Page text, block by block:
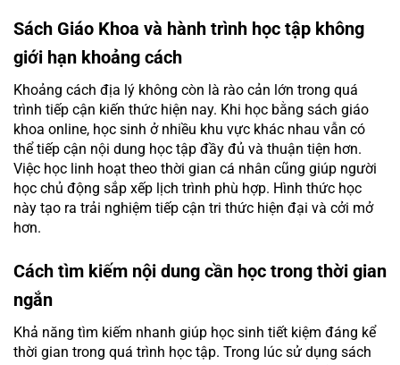
Sách Giáo Khoa và hành trình học tập không
giới hạn khoảng cách
Khoảng cách địa lý không còn là rào cản lớn trong quá
trình tiếp cận kiến thức hiện nay. Khi học bằng sách giáo
khoa online, học sinh ở nhiều khu vực khác nhau vẫn có
thể tiếp cận nội dung học tập đầy đủ và thuận tiện hơn.
Việc học linh hoạt theo thời gian cá nhân cũng giúp người
học chủ động sắp xếp lịch trình phù hợp. Hình thức học
này tạo ra trải nghiệm tiếp cận tri thức hiện đại và cởi mở
hơn.
Cách tìm kiếm nội dung cần học trong thời gian
ngắn
Khả năng tìm kiếm nhanh giúp học sinh tiết kiệm đáng kể
thời gian trong quá trình học tập. Trong lúc sử dụng sách